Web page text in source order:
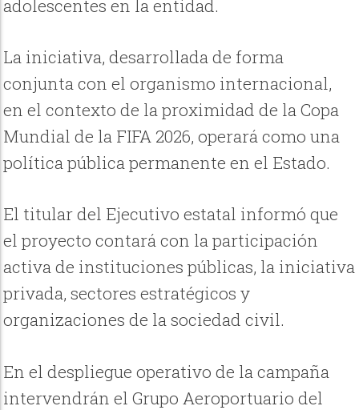
adolescentes en la entidad.
La iniciativa, desarrollada de forma
conjunta con el organismo internacional,
en el contexto de la proximidad de la Copa
Mundial de la FIFA 2026, operará como una
política pública permanente en el Estado.
El titular del Ejecutivo estatal informó que
el proyecto contará con la participación
activa de instituciones públicas, la iniciativa
privada, sectores estratégicos y
organizaciones de la sociedad civil.
En el despliegue operativo de la campaña
intervendrán el Grupo Aeroportuario del